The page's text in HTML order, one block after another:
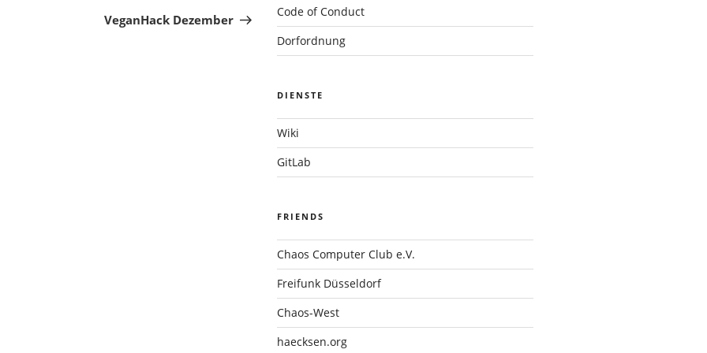
Beitrag
VeganHack Dezember
Code of Conduct
Dorfordnung
DIENSTE
Wiki
GitLab
FRIENDS
Chaos Computer Club e.V.
Freifunk Düsseldorf
Chaos-West
haecksen.org